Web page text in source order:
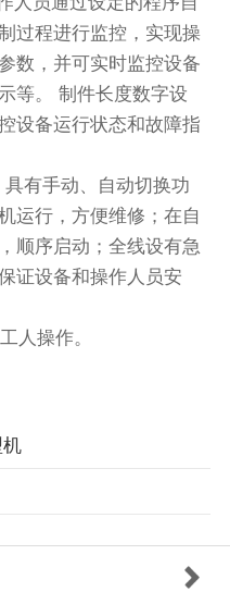
过程进行监控，实现操
数，并可实时监控设备
等。 制件长度数字设
设备运行状态和故障指
有手动、自动切换功
运行，方便维修；在自
顺序启动；全线设有急
证设备和操作人员安
人操作。